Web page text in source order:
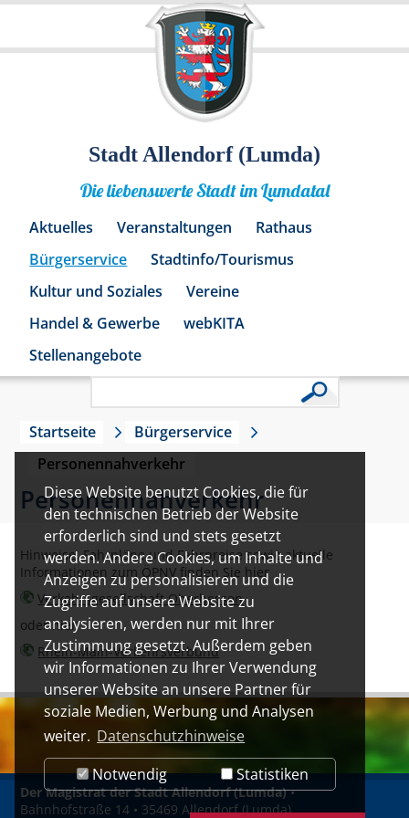
Diese Website benutzt Cookies, die für
den technischen Betrieb der Website
erforderlich sind und stets gesetzt
werden. Andere Cookies, um Inhalte und
Anzeigen zu personalisieren und die
Zugriffe auf unsere Website zu
analysieren, werden nur mit Ihrer
Zustimmung gesetzt. Außerdem geben
wir Informationen zu Ihrer Verwendung
unserer Website an unsere Partner für
soziale Medien, Werbung und Analysen
weiter. Datenschutzhinweise
Notwendig
Statistiken
Stadt Allendorf (Lumda)
Die liebenswerte Stadt im Lumdatal
Aktuelles Veranstaltungen
Rathaus
Bürgerservice
Stadtinfo/Tourismus
Kultur und Soziales
Vereine
Handel & Gewerbe
webKITA
Stellenangebote
Startseite
Bürgerservice
Personennahverkehr
Personennahverkehr
Hinweise, Fahrpläne und Fahrpreise sowie aktuelle
Informationen zum ÖPNV finden Sie hier
Verkehrsgesellschaft Oberhessen
oder hier
Rhein-Main-Verkehrsverbund
Der Magistrat der Stadt Allendorf (Lumda)•
Bahnhofstraße 14 • 35469 Allendorf (Lumda)